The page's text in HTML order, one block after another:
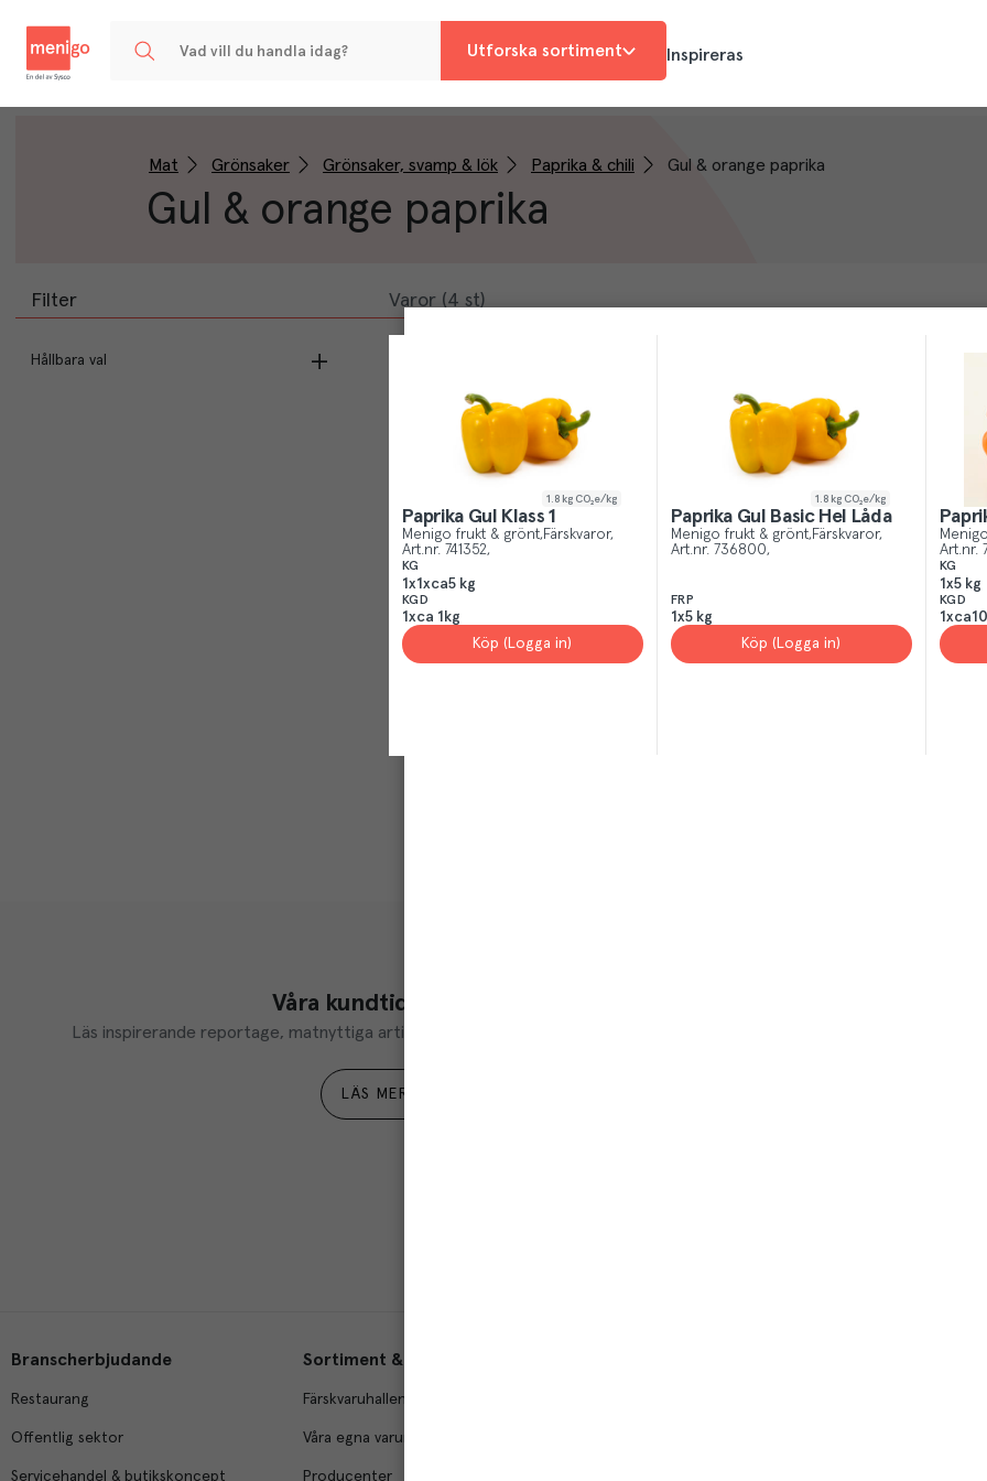
Utforska sortiment Inspireras
Mat Grönsaker Grönsaker, svamp & lök Paprika & chili Gul & orange paprika
Gul & orange paprika
Varor (4 st)
1.8 kg CO₂e/kg
Paprika Gul Klass 1
Menigo frukt & grönt Färskvaror
Art.nr. 741352
KG
1x1xca5 kg
KGD
1xca 1kg
Köp (Logga in)
1.8 kg CO₂e/kg
Paprika Gul Basic Hel Låda
Menigo frukt & grönt Färskvaror
Art.nr. 736800
FRP
1x5 kg
Köp (Logga in)
Art.nr.
KG
1x5 kg
KGD
Filter
Hållbara val
Våra kundtidningar
Läs inspirerande reportage, matnyttiga artiklar och ta del av aktuella kampanjer.
LÄS MER
Du som är Menigo-
Branscherbjudande
Restaurang
Offentlig sektor
Servicehandel & butikskoncept
Sortiment & tjänster
Färskvaruhallen
Våra egna varumärken
Producenter